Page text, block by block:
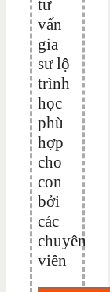
tư
vấn
gia
sư lộ
trình
học
phù
hợp
cho
con
bởi
các
chuyên
viên